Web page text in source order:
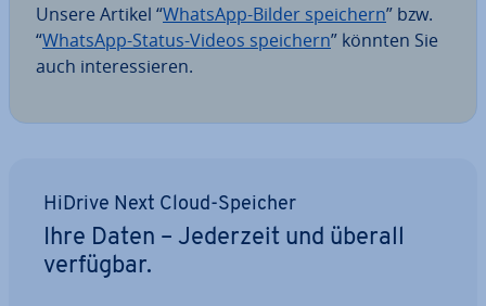
Unsere Artikel “WhatsApp-Bilder speichern” bzw.
“WhatsApp-Status-Videos speichern” könnten Sie
auch in­ter­es­sie­ren.
HiDrive Next Cloud-Speicher
Ihre Daten – Jederzeit und überall
verfügbar.